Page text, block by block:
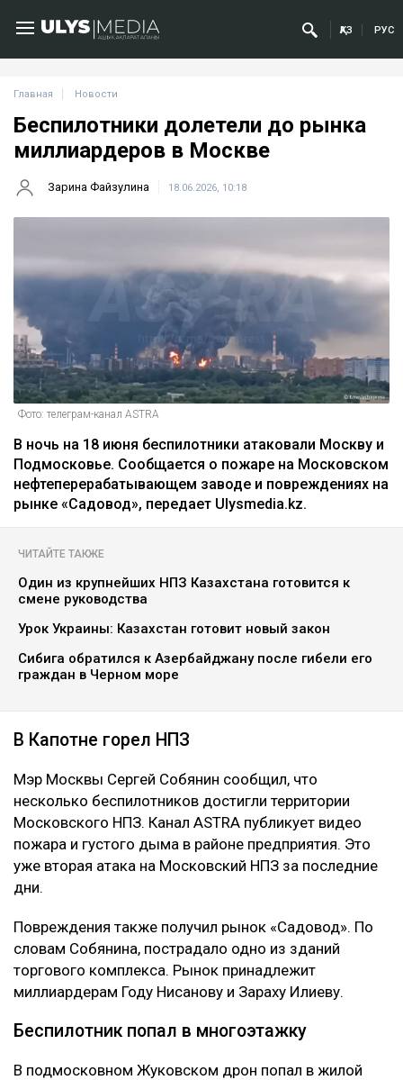
ҚАЗ РУС
Главная Новости
Беспилотники долетели до рынка
миллиардеров в Москве
Зарина Файзулина 18.06.2026, 10:18
Фото: телеграм-канал ASTRA
В ночь на 18 июня беспилотники атаковали Москву и
Подмосковье. Сообщается о пожаре на Московском
нефтеперерабатывающем заводе и повреждениях на
рынке «Садовод», передает Ulysmedia.kz.
ЧИТАЙТЕ ТАКЖЕ
Один из крупнейших НПЗ Казахстана готовится к
смене руководства
Урок Украины: Казахстан готовит новый закон
Сибига обратился к Азербайджану после гибели его
граждан в Черном море
В Капотне горел НПЗ
Мэр Москвы Сергей Собянин сообщил, что
несколько беспилотников достигли территории
Московского НПЗ. Канал ASTRA публикует видео
пожара и густого дыма в районе предприятия. Это
уже вторая атака на Московский НПЗ за последние
дни.
Повреждения также получил рынок «Садовод». По
словам Собянина, пострадало одно из зданий
торгового комплекса. Рынок принадлежит
миллиардерам Году Нисанову и Зараху Илиеву.
Беспилотник попал в многоэтажку
В подмосковном Жуковском дрон попал в жилой